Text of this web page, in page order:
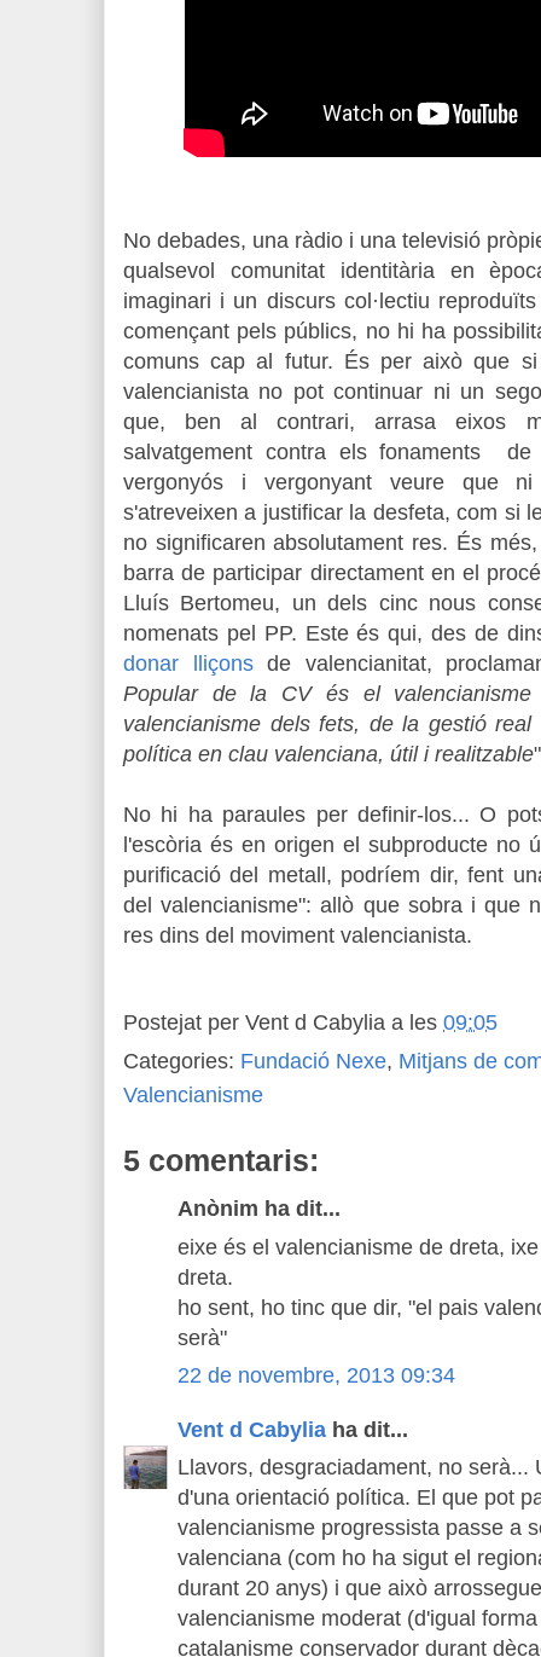
No debades, una ràdio i una televisió
qualsevol comunitat identitària en
imaginari i un discurs col·lectiu
començant pels públics, no hi ha
comuns cap al futur. És per això que
valencianista no pot continuar ni un
que, ben al contrari, arrasa eixos
salvatgement contra els fonaments de
vergonyós i vergonyant veure que
s'atreveixen a justificar la desfeta, com si
no significaren absolutament res. És
barra de participar directament en el
Lluís Bertomeu, un dels cinc nous
nomenats pel PP. Este és qui, des de
donar lliçonsde valencianitat,
Popular de la CV és el
valencianisme dels fets, de la gestió
política en clau valenciana, útil i realitzable
No hi ha paraules per definir-los... O
l'escòria és en origen el subproducte no
purificació del metall, podríem dir, fent
del valencianisme": allò que sobra i que
res dins del moviment valencianista.
Postejat per Vent d Cabylia a les 09:05
Categories: Fundació Nexe, Mitjans de
Valencianisme
5 comentaris:
Anònim ha dit...
eixe és el valencianisme de dreta,
dreta.
ho sent, ho tinc que dir, "el pais
serà"
22 de novembre, 2013 09:34
Vent d Cabylia ha dit...
Llavors, desgraciadament, no serà...
d'una orientació política. El que pot
valencianisme progressista passe a
valenciana (com ho ha sigut el
durant 20 anys) i que això
valencianisme moderat (d'igual
catalanisme conservador durant